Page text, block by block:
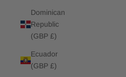
Dominican
Republic
(GBP £)
Ecuador
(GBP £)